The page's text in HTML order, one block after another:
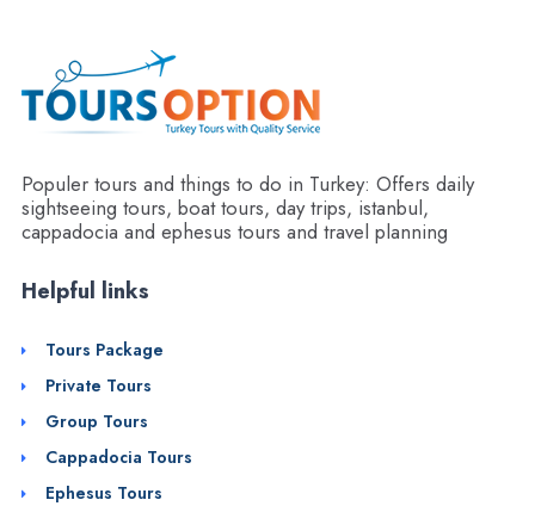
Populer tours and things to do in Turkey: Offers daily
sightseeing tours, boat tours, day trips, istanbul,
cappadocia and ephesus tours and travel planning
Helpful links
Tours Package
Private Tours
Group Tours
Cappadocia Tours
Ephesus Tours